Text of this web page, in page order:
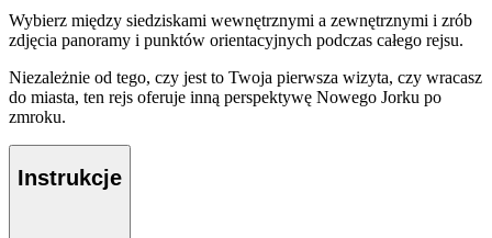
Wybierz między siedziskami wewnętrznymi a zewnętrznymi i zrób
zdjęcia panoramy i punktów orientacyjnych podczas całego rejsu.
Niezależnie od tego, czy jest to Twoja pierwsza wizyta, czy wracasz
do miasta, ten rejs oferuje inną perspektywę Nowego Jorku po
zmroku.
Instrukcje